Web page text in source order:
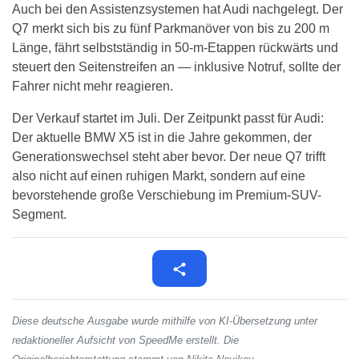
Auch bei den Assistenzsystemen hat Audi nachgelegt. Der
Q7 merkt sich bis zu fünf Parkmanöver von bis zu 200 m
Länge, fährt selbstständig in 50-m-Etappen rückwärts und
steuert den Seitenstreifen an — inklusive Notruf, sollte der
Fahrer nicht mehr reagieren.
Der Verkauf startet im Juli. Der Zeitpunkt passt für Audi:
Der aktuelle BMW X5 ist in die Jahre gekommen, der
Generationswechsel steht aber bevor. Der neue Q7 trifft
also nicht auf einen ruhigen Markt, sondern auf eine
bevorstehende große Verschiebung im Premium-SUV-
Segment.
Diese deutsche Ausgabe wurde mithilfe von KI-Übersetzung unter
redaktioneller Aufsicht von SpeedMe erstellt. Die